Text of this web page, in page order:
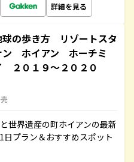
詳細を見る
の歩き方 リゾートスタ
ホイアン ホーチミ
０１９～２０２０
世界遺産の町ホイアンの最新
プラン＆おすすめスポット